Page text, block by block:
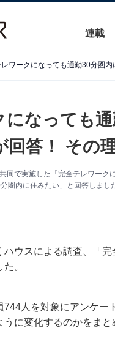
連載
レワークになっても通勤30分圏
になっても
回答！ その
同で実施した「完全テレワー
圏内に住みたい」と回答しまし
ハウスによる調査、「
。
人を対象にアンケ
に変化するのかをまと